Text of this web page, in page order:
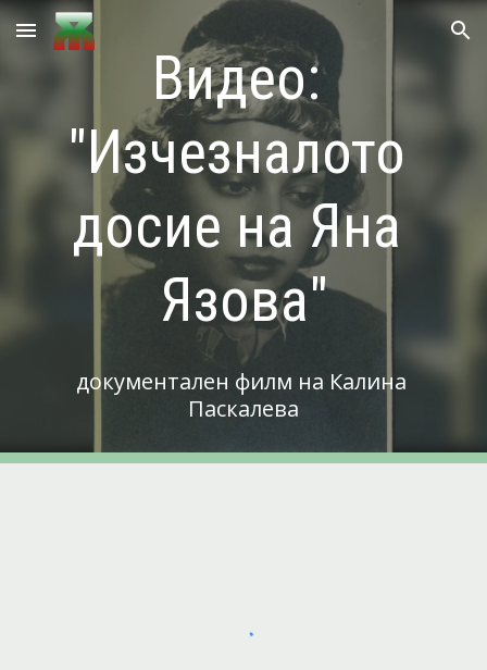
Skip to main content Skip to navigation
Видео:
"Изчезналото
досие на Яна
Язова"
документален филм на Калина
Паскалева